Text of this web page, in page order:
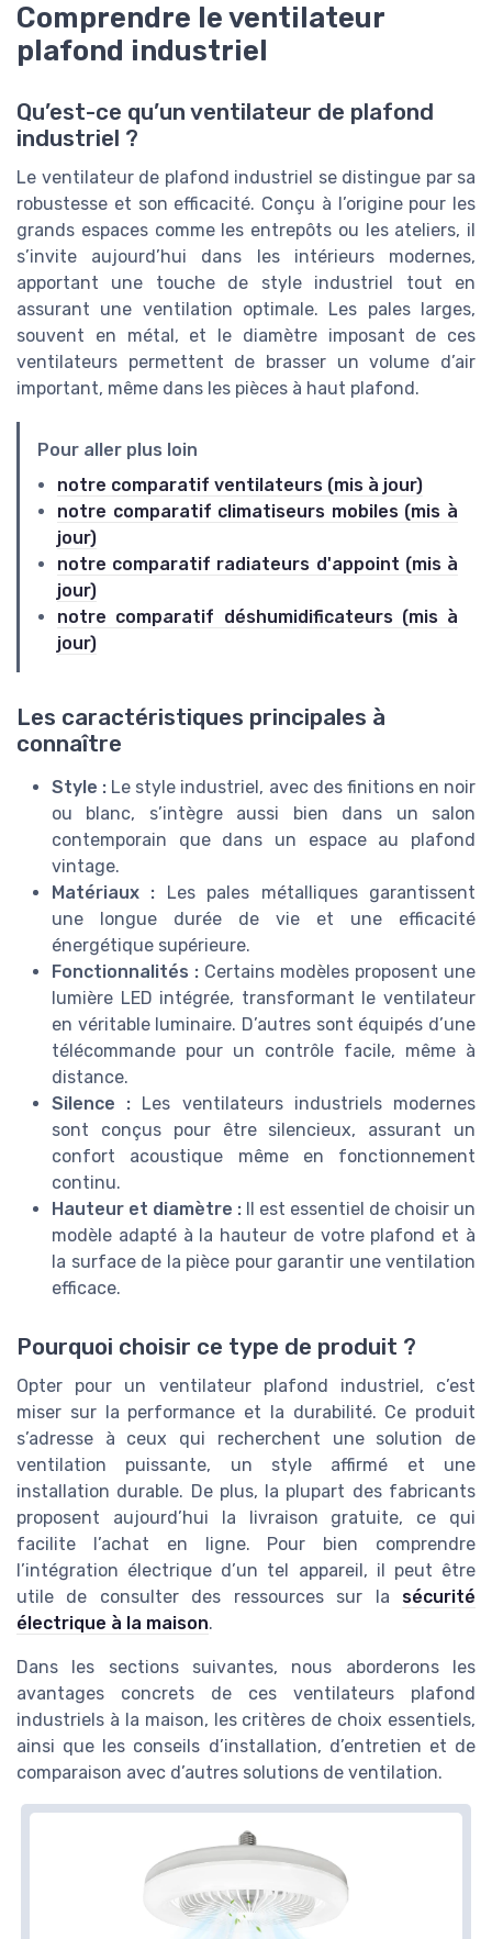
Comprendre le ventilateur
plafond industriel
Qu’est-ce qu’un ventilateur de plafond
industriel ?
Le ventilateur de plafond industriel se distingue par sa
robustesse et son efficacité. Conçu à l’origine pour les
grands espaces comme les entrepôts ou les ateliers, il
s’invite aujourd’hui dans les intérieurs modernes,
apportant une touche de style industriel tout en
assurant une ventilation optimale. Les pales larges,
souvent en métal, et le diamètre imposant de ces
ventilateurs permettent de brasser un volume d’air
important, même dans les pièces à haut plafond.
Pour aller plus loin
notre comparatif ventilateurs (mis à jour)
notre comparatif climatiseurs mobiles (mis à
jour)
notre comparatif radiateurs d'appoint (mis à
jour)
notre comparatif déshumidificateurs (mis à
jour)
Les caractéristiques principales à
connaître
Style : Le style industriel, avec des finitions en noir
ou blanc, s’intègre aussi bien dans un salon
contemporain que dans un espace au plafond
vintage.
Matériaux : Les pales métalliques garantissent
une longue durée de vie et une efficacité
énergétique supérieure.
Fonctionnalités : Certains modèles proposent une
lumière LED intégrée, transformant le ventilateur
en véritable luminaire. D’autres sont équipés d’une
télécommande pour un contrôle facile, même à
distance.
Silence : Les ventilateurs industriels modernes
sont conçus pour être silencieux, assurant un
confort acoustique même en fonctionnement
continu.
Hauteur et diamètre : Il est essentiel de choisir un
modèle adapté à la hauteur de votre plafond et à
la surface de la pièce pour garantir une ventilation
efficace.
Pourquoi choisir ce type de produit ?
Opter pour un ventilateur plafond industriel, c’est
miser sur la performance et la durabilité. Ce produit
s’adresse à ceux qui recherchent une solution de
ventilation puissante, un style affirmé et une
installation durable. De plus, la plupart des fabricants
proposent aujourd’hui la livraison gratuite, ce qui
facilite l’achat en ligne. Pour bien comprendre
l’intégration électrique d’un tel appareil, il peut être
utile de consulter des ressources sur la sécurité
électrique à la maison.
Dans les sections suivantes, nous aborderons les
avantages concrets de ces ventilateurs plafond
industriels à la maison, les critères de choix essentiels,
ainsi que les conseils d’installation, d’entretien et de
comparaison avec d’autres solutions de ventilation.